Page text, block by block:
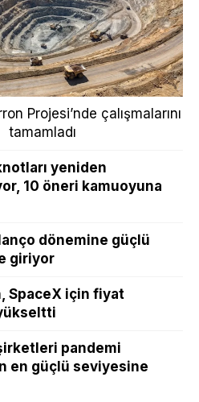
Projesi’nde çalışmalarını
tamamladı
yeniden
10 öneri kamuoyuna
dönemine güçlü
giriyor
SpaceX için fiyat
pandemi
en güçlü seviyesine